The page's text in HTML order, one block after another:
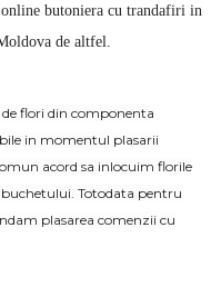
butoniera cu trandafiri in
de altfel.
flori din componenta
in momentul plasarii
acord sa inlocuim florile
Totodata pentru
plasarea comenzii cu